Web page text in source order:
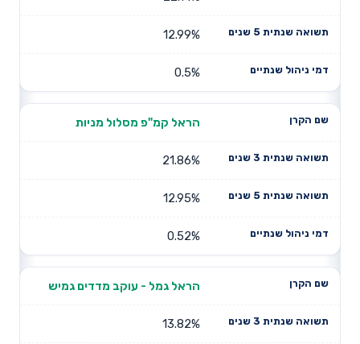
12.99%
0.5%
הראל קמ"פ מסלול מניות
21.86%
12.95%
0.52%
הראל גמל - עוקב מדדים גמיש
13.82%